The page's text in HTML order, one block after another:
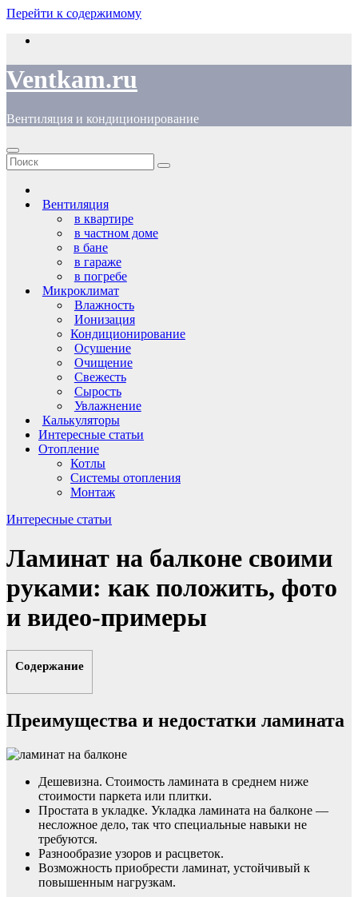
Перейти к содержимому
Ventkam.ru
Вентиляция и кондиционирование
Вентиляция
в квартире
в частном доме
в бане
в гараже
в погребе
Микроклимат
Влажность
Ионизация
Кондиционирование
Осушение
Очищение
Свежесть
Сырость
Увлажнение
Калькуляторы
Интересные статьи
Отопление
Котлы
Системы отопления
Монтаж
Интересные статьи
Ламинат на балконе своими
руками: как положить, фото
и видео-примеры
Содержание
Преимущества и недостатки ламината
Дешевизна. Стоимость ламината в среднем ниже
стоимости паркета или плитки.
Простата в укладке. Укладка ламината на балконе —
несложное дело, так что специальные навыки не
требуются.
Разнообразие узоров и расцветок.
Возможность приобрести ламинат, устойчивый к
повышенным нагрузкам.